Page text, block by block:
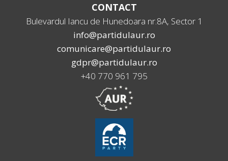
CONTACT
Bulevardul Iancu de Hunedoara nr.8A, Sector 1
info@partidulaur.ro
comunicare@partidulaur.ro
gdpr@partidulaur.ro
+40 770 961 795